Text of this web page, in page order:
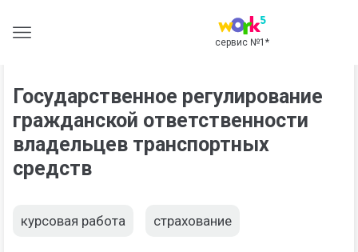
сервис №1 *
Государственное регулирование
гражданской ответственности
владельцев транспортных
средств
курсовая работа страхование